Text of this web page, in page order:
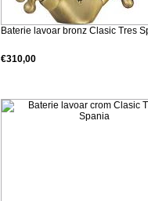
Baterie lavoar bronz Clasic Tres
€310,00